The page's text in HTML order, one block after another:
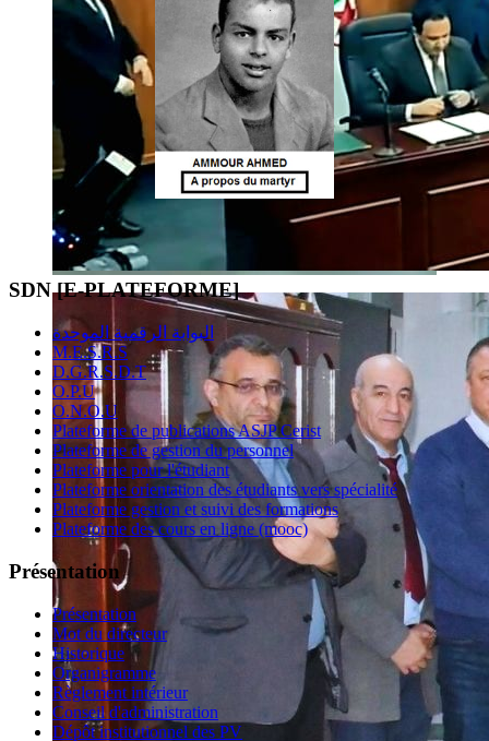
SDN [E-PLATEFORME]
البوابة الرقمية الموحدة
M.E.S.R.S
D.G.R.S.D.T
O.P.U
O.N.O.U
Plateforme de publications ASJP Cerist
Plateforme de gestion du personnel
Plateforme pour l'étudiant
Plateforme orientation des étudiants vers spécialité
Plateforme gestion et suivi des formations
Plateforme des cours en ligne (mooc)
Présentation
Présentation
Mot du directeur
Historique
Organigramme
Règlement intérieur
Conseil d'administration
Dépôt institutionnel des PV